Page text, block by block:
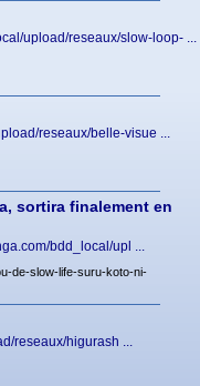
upload/reseaux/slow-loop- ...
reseaux/belle-visue ...
sortira finalement en
bdd_local/upl ...
de-slow-life-suru-koto-ni-
reseaux/higurash ...